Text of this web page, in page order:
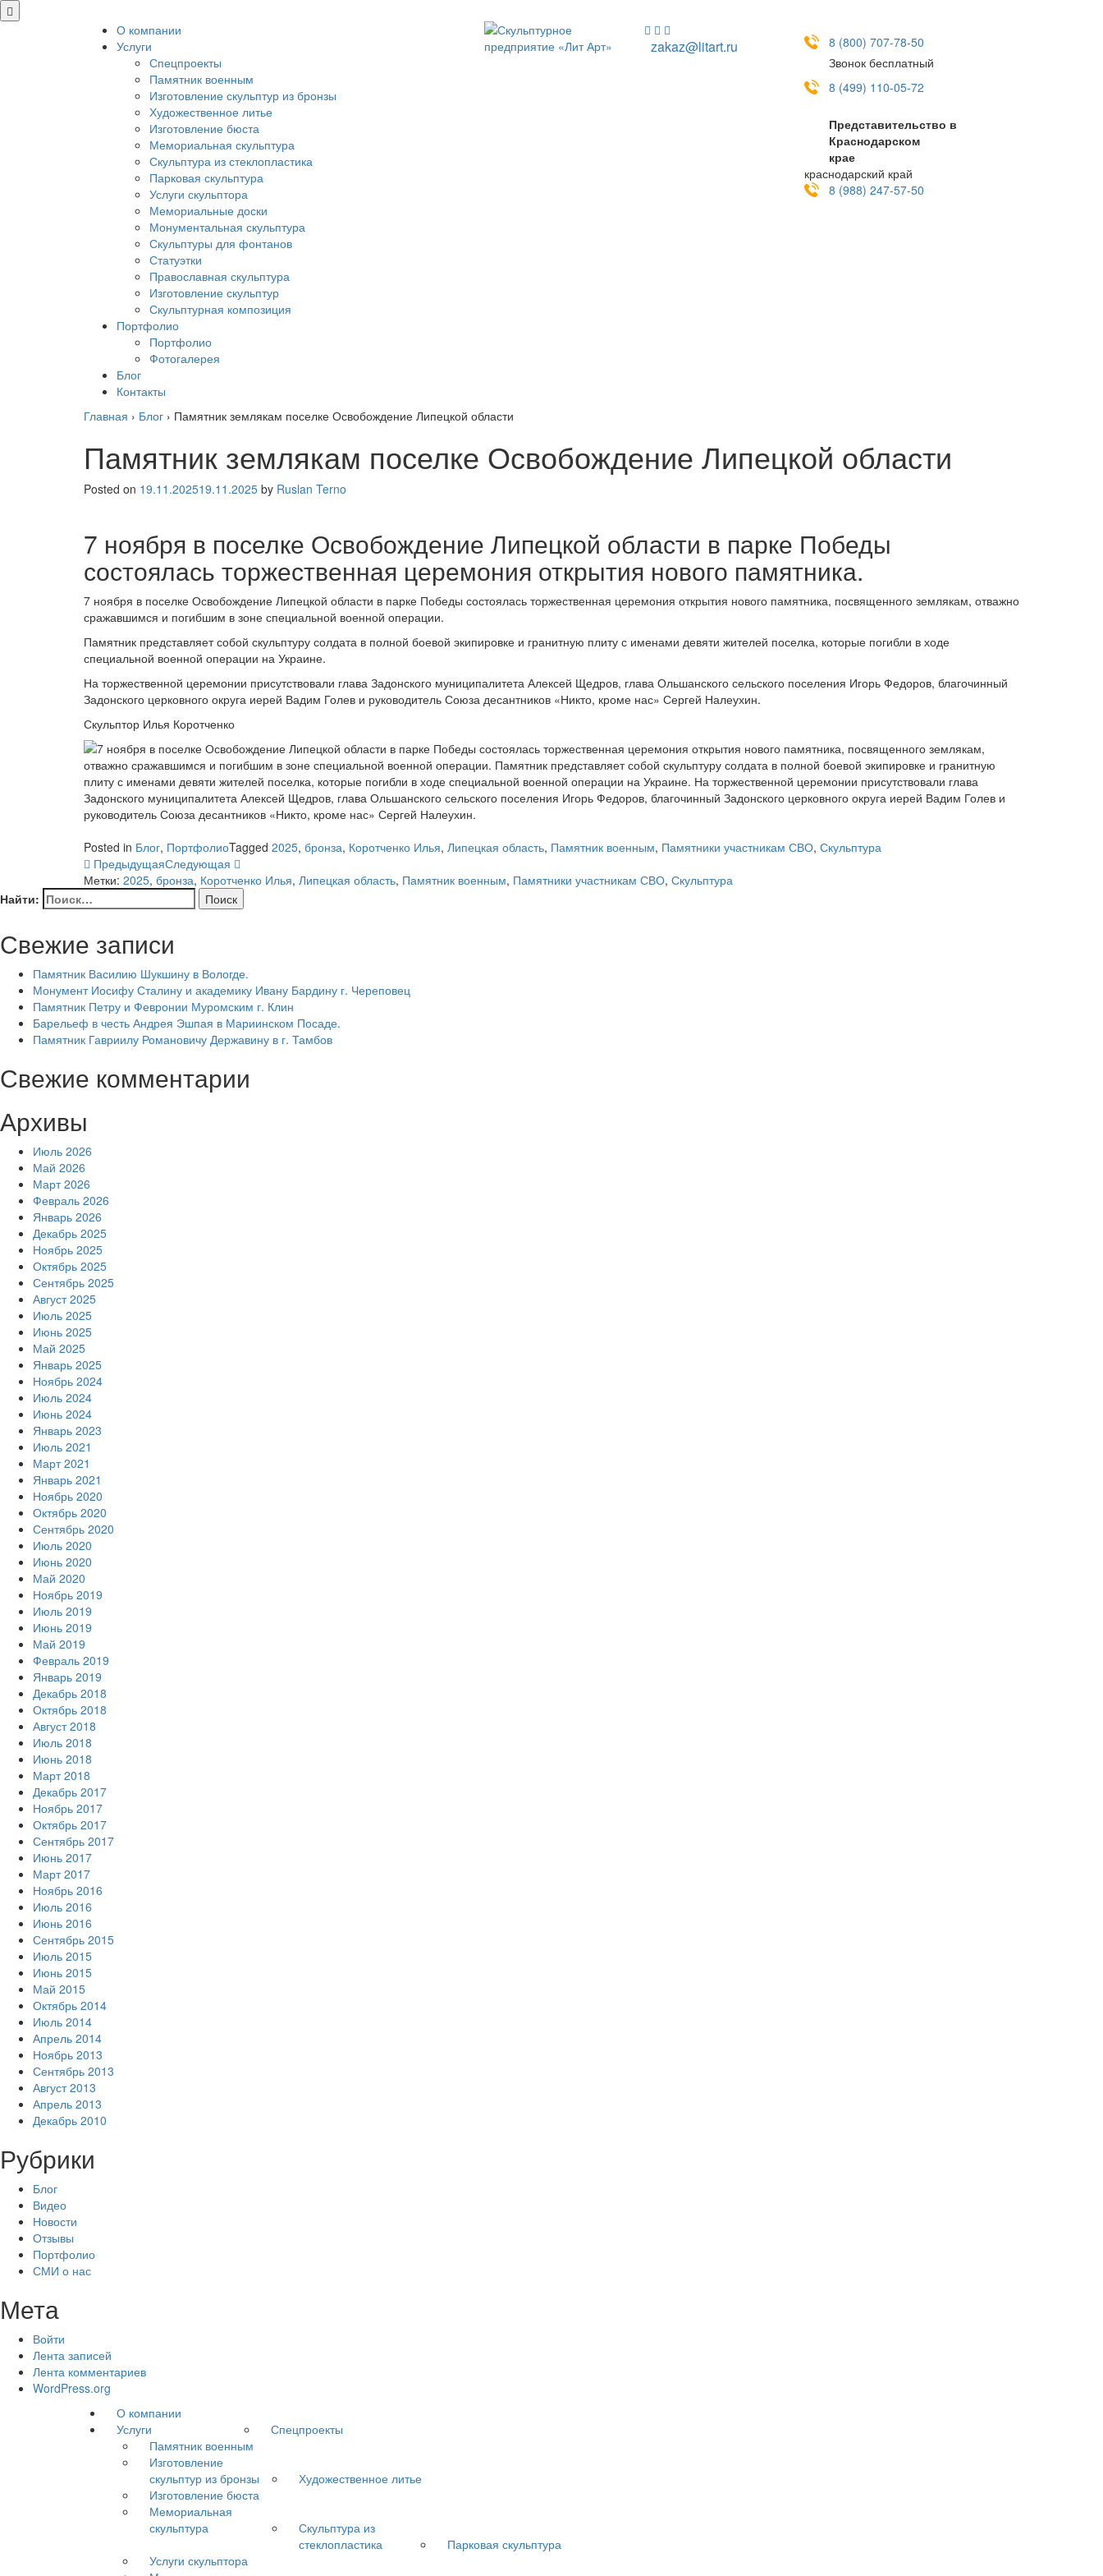
О компании
Услуги
Спецпроекты
Памятник военным
Изготовление скульптур из бронзы
Художественное литье
Изготовление бюста
Мемориальная скульптура
Скульптура из стеклопластика
Парковая скульптура
Услуги скульптора
Мемориальные доски
Монументальная скульптура
Скульптуры для фонтанов
Статуэтки
Православная скульптура
Изготовление скульптур
Скульптурная композиция
Портфолио
Портфолио
Фотогалерея
Блог
Контакты
zakaz@litart.ru
8 (800) 707-78-50
Звонок бесплатный
8 (499) 110-05-72
Представительство в
Краснодарском
крае
краснодарский край
8 (988) 247-57-50
Главная › Блог › Памятник землякам поселке Освобождение Липецкой области
Памятник землякам поселке Освобождение Липецкой области
Posted on 19.11.202519.11.2025 by Ruslan Terno
7 ноября в поселке Освобождение Липецкой области в парке Победы
состоялась торжественная церемония открытия нового памятника.
7 ноября в поселке Освобождение Липецкой области в парке Победы состоялась торжественная церемония открытия нового памятника, посвященного землякам, отважно
сражавшимся и погибшим в зоне специальной военной операции.
Памятник представляет собой скульптуру солдата в полной боевой экипировке и гранитную плиту с именами девяти жителей поселка, которые погибли в ходе
специальной военной операции на Украине.
На торжественной церемонии присутствовали глава Задонского муниципалитета Алексей Щедров, глава Ольшанского сельского поселения Игорь Федоров, благочинный
Задонского церковного округа иерей Вадим Голев и руководитель Союза десантников «Никто, кроме нас» Сергей Налеухин.
Скульптор Илья Коротченко
Posted in Блог, ПортфолиоTagged 2025, бронза, Коротченко Илья, Липецкая область, Памятник военным, Памятники участникам СВО, Скульптура
ПредыдущаяСледующая
Метки: 2025, бронза, Коротченко Илья, Липецкая область, Памятник военным, Памятники участникам СВО, Скульптура
Найти:
Свежие записи
Памятник Василию Шукшину в Вологде.
Монумент Иосифу Сталину и академику Ивану Бардину г. Череповец
Памятник Петру и Февронии Муромским г. Клин
Барельеф в честь Андрея Эшпая в Мариинском Посаде.
Памятник Гавриилу Романовичу Державину в г. Тамбов
Свежие комментарии
Архивы
Июль 2026
Май 2026
Март 2026
Февраль 2026
Январь 2026
Декабрь 2025
Ноябрь 2025
Октябрь 2025
Сентябрь 2025
Август 2025
Июль 2025
Июнь 2025
Май 2025
Январь 2025
Ноябрь 2024
Июль 2024
Июнь 2024
Январь 2023
Июль 2021
Март 2021
Январь 2021
Ноябрь 2020
Октябрь 2020
Сентябрь 2020
Июль 2020
Июнь 2020
Май 2020
Ноябрь 2019
Июль 2019
Июнь 2019
Май 2019
Февраль 2019
Январь 2019
Декабрь 2018
Октябрь 2018
Август 2018
Июль 2018
Июнь 2018
Март 2018
Декабрь 2017
Ноябрь 2017
Октябрь 2017
Сентябрь 2017
Июнь 2017
Март 2017
Ноябрь 2016
Июль 2016
Июнь 2016
Сентябрь 2015
Июль 2015
Июнь 2015
Май 2015
Октябрь 2014
Июль 2014
Апрель 2014
Ноябрь 2013
Сентябрь 2013
Август 2013
Апрель 2013
Декабрь 2010
Рубрики
Блог
Видео
Новости
Отзывы
Портфолио
СМИ о нас
Мета
Войти
Лента записей
Лента комментариев
WordPress.org
О компании
Услуги
Спецпроекты
Памятник военным
Изготовление
скульптур из бронзы
Художественное литье
Изготовление бюста
Мемориальная
скульптура
Скульптура из
стеклопластика
Парковая скульптура
Услуги скульптора